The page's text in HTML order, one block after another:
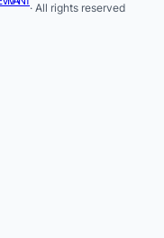
· All rights reserved